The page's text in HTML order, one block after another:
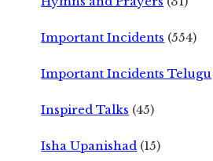
Important Incidents (554)
Important Incidents Telugu
Inspired Talks (45)
Isha Upanishad (15)